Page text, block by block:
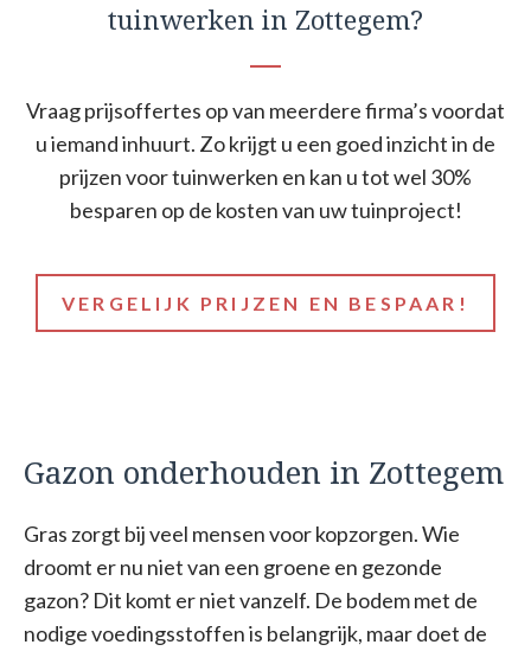
tuinwerken in Zottegem?
Vraag prijsoffertes op van meerdere firma’s voordat
u iemand inhuurt. Zo krijgt u een goed inzicht in de
prijzen voor tuinwerken en kan u tot wel 30%
besparen op de kosten van uw tuinproject!
VERGELIJK PRIJZEN EN BESPAAR!
Gazon onderhouden in Zottegem
Gras zorgt bij veel mensen voor kopzorgen. Wie
droomt er nu niet van een groene en gezonde
gazon? Dit komt er niet vanzelf. De bodem met de
nodige voedingsstoffen is belangrijk, maar doet de